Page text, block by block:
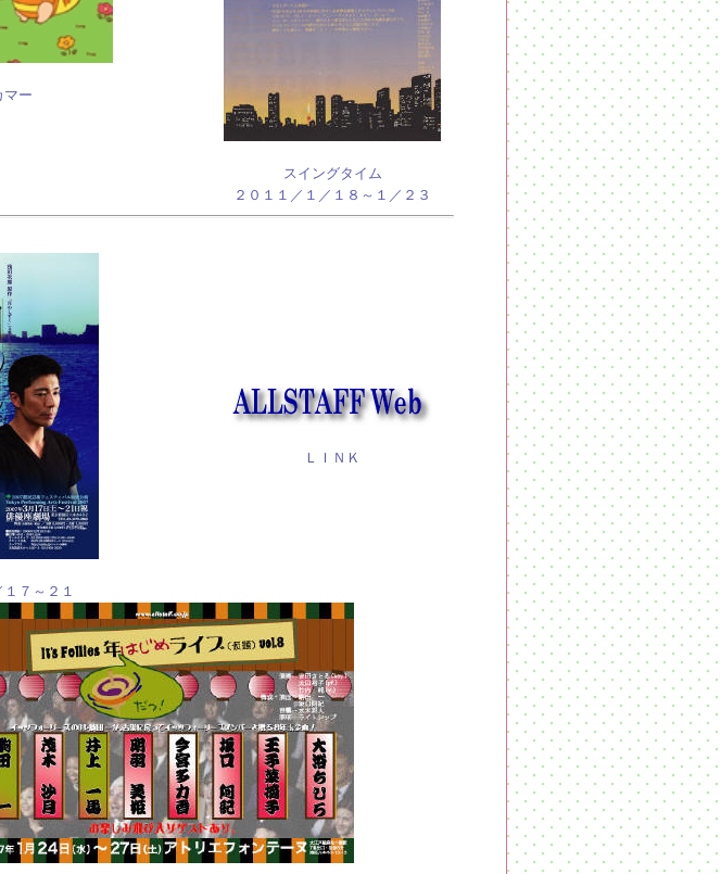
マー
スイングタイム
２０１１／１／１８～１／２３
７～２１
ＬＩＮＫ